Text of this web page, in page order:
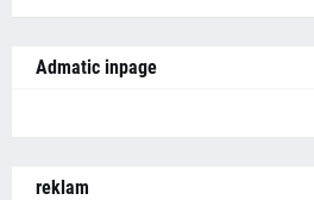
Admatic inpage
reklam